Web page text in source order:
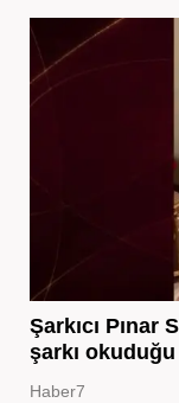
Şarkıcı Pınar
şarkı okuduğu
Haber7